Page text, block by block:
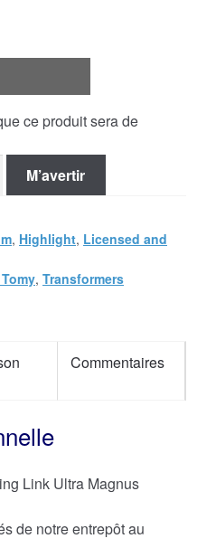
ce produit sera de
M’avertir
, Highlight, Licensed and
, Transformers
Commentaires
Link Ultra Magnus
de notre entrepôt au